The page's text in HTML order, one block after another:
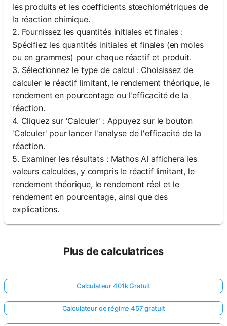
les produits et les coefficients stœchiométriques de
la réaction chimique.
2. Fournissez les quantités initiales et finales :
Spécifiez les quantités initiales et finales (en moles
ou en grammes) pour chaque réactif et produit.
3. Sélectionnez le type de calcul : Choisissez de
calculer le réactif limitant, le rendement théorique, le
rendement en pourcentage ou l'efficacité de la
réaction.
4. Cliquez sur 'Calculer' : Appuyez sur le bouton
'Calculer' pour lancer l'analyse de l'efficacité de la
réaction.
5. Examiner les résultats : Mathos AI affichera les
valeurs calculées, y compris le réactif limitant, le
rendement théorique, le rendement réel et le
rendement en pourcentage, ainsi que des
explications.
Plus de calculatrices
Calculateur 401k Gratuit
Calculateur de régime 457 gratuit